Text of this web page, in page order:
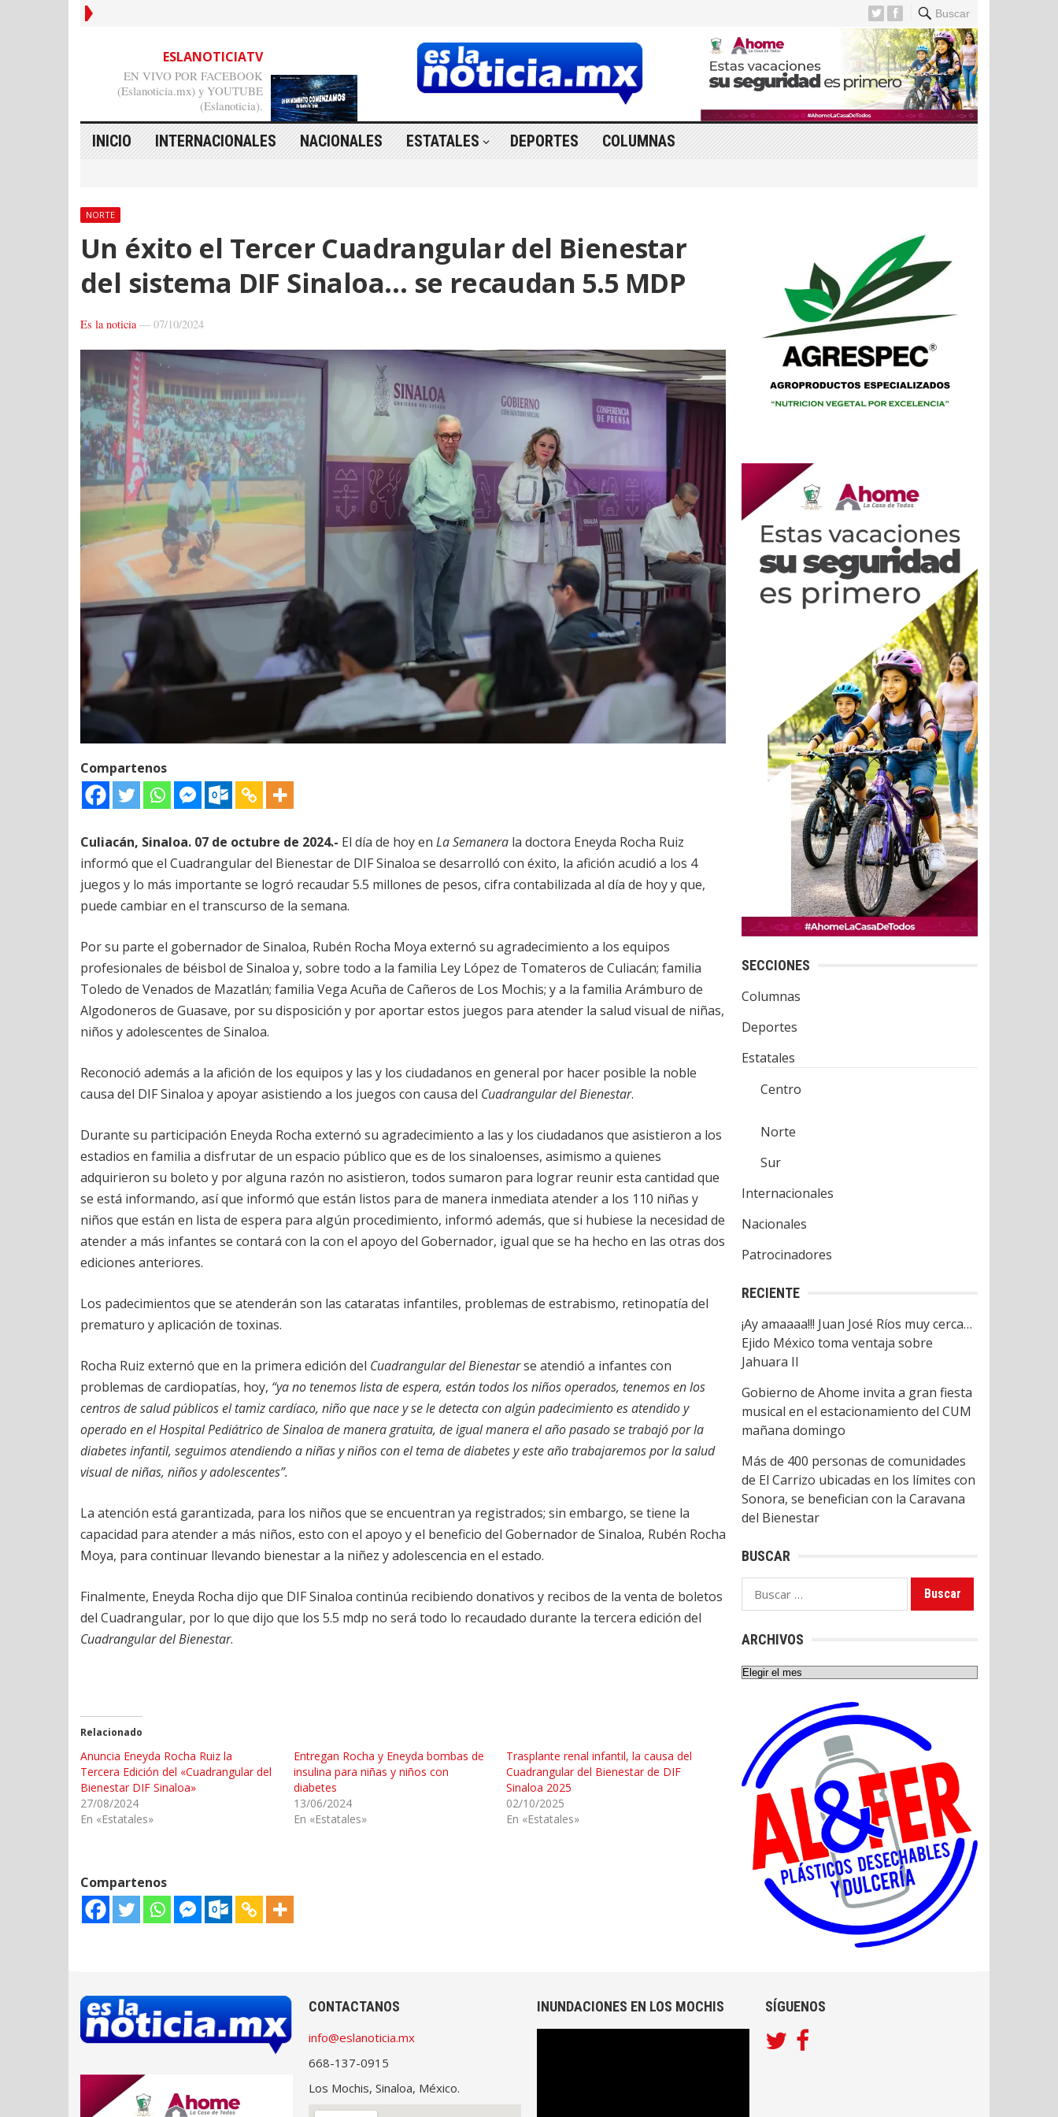
Buscar
ESLANOTICIATV
EN VIVO POR FACEBOOK
(Eslanoticia.mx) y YOUTUBE
(Eslanoticia).
INICIO INTERNACIONALES NACIONALES ESTATALES DEPORTES COLUMNAS
NORTE
Un éxito el Tercer Cuadrangular del Bienestar
del sistema DIF Sinaloa… se recaudan 5.5 MDP
Es la noticia— 07/10/2024
Compartenos
Culiacán, Sinaloa. 07 de octubre de 2024.- El día de hoy en La Semanera la doctora Eneyda Rocha Ruiz
informó que el Cuadrangular del Bienestar de DIF Sinaloa se desarrolló con éxito, la afición acudió a los 4
juegos y lo más importante se logró recaudar 5.5 millones de pesos, cifra contabilizada al día de hoy y que,
puede cambiar en el transcurso de la semana.
Por su parte el gobernador de Sinaloa, Rubén Rocha Moya externó su agradecimiento a los equipos
profesionales de béisbol de Sinaloa y, sobre todo a la familia Ley López de Tomateros de Culiacán; familia
Toledo de Venados de Mazatlán; familia Vega Acuña de Cañeros de Los Mochis; y a la familia Arámburo de
Algodoneros de Guasave, por su disposición y por aportar estos juegos para atender la salud visual de niñas,
niños y adolescentes de Sinaloa.
Reconoció además a la afición de los equipos y las y los ciudadanos en general por hacer posible la noble
causa del DIF Sinaloa y apoyar asistiendo a los juegos con causa del Cuadrangular del Bienestar.
Durante su participación Eneyda Rocha externó su agradecimiento a las y los ciudadanos que asistieron a los
estadios en familia a disfrutar de un espacio público que es de los sinaloenses, asimismo a quienes
adquirieron su boleto y por alguna razón no asistieron, todos sumaron para lograr reunir esta cantidad que
se está informando, así que informó que están listos para de manera inmediata atender a los 110 niñas y
niños que están en lista de espera para algún procedimiento, informó además, que si hubiese la necesidad de
atender a más infantes se contará con la con el apoyo del Gobernador, igual que se ha hecho en las otras dos
ediciones anteriores.
Los padecimientos que se atenderán son las cataratas infantiles, problemas de estrabismo, retinopatía del
prematuro y aplicación de toxinas.
Rocha Ruiz externó que en la primera edición del Cuadrangular del Bienestarse atendió a infantes con
problemas de cardiopatías, hoy, “ya no tenemos lista de espera, están todos los niños operados, tenemos en los
centros de salud públicos el tamiz cardíaco, niño que nace y se le detecta con algún padecimiento es atendido y
operado en el Hospital Pediátrico de Sinaloa de manera gratuita, de igual manera el año pasado se trabajó por la
diabetes infantil, seguimos atendiendo a niñas y niños con el tema de diabetes y este año trabajaremos por la salud
visual de niñas, niños y adolescentes”.
La atención está garantizada, para los niños que se encuentran ya registrados; sin embargo, se tiene la
capacidad para atender a más niños, esto con el apoyo y el beneficio del Gobernador de Sinaloa, Rubén Rocha
Moya, para continuar llevando bienestar a la niñez y adolescencia en el estado.
Finalmente, Eneyda Rocha dijo que DIF Sinaloa continúa recibiendo donativos y recibos de la venta de boletos
del Cuadrangular, por lo que dijo que los 5.5 mdp no será todo lo recaudado durante la tercera edición del
Cuadrangular del Bienestar.
Relacionado
Anuncia Eneyda Rocha Ruiz la
Tercera Edición del «Cuadrangular del
Bienestar DIF Sinaloa»
27/08/2024
En «Estatales»
Entregan Rocha y Eneyda bombas de
insulina para niñas y niños con
diabetes
13/06/2024
En «Estatales»
Trasplante renal infantil, la causa del
Cuadrangular del Bienestar de DIF
Sinaloa 2025
02/10/2025
En «Estatales»
Compartenos
SECCIONES
Columnas
Deportes
Estatales
Centro
Norte
Sur
Internacionales
Nacionales
Patrocinadores
RECIENTE
¡Ay amaaaa!!! Juan José Ríos muy cerca…
Ejido México toma ventaja sobre
Jahuara II
Gobierno de Ahome invita a gran fiesta
musical en el estacionamiento del CUM
mañana domingo
Más de 400 personas de comunidades
de El Carrizo ubicadas en los límites con
Sonora, se benefician con la Caravana
del Bienestar
BUSCAR
Buscar:
ARCHIVOS
Archivos
CONTACTANOS
info@eslanoticia.mx
668-137-0915
Los Mochis, Sinaloa, México.
INUNDACIONES EN LOS MOCHIS SÍGUENOS